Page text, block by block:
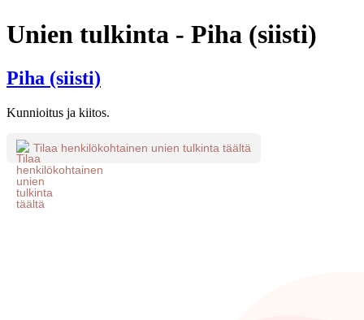
Unien tulkinta - Piha (siisti)
Piha (siisti)
Kunnioitus ja kiitos.
Tilaa henkilökohtainen unien tulkinta täältä